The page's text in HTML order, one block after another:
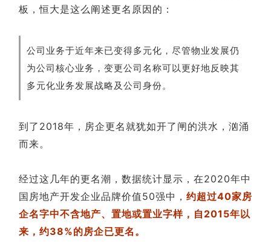
板，恒大是这么阐述更名原因的：
公司业务于近年来已变得多元化，尽管物业发展仍
为公司核心业务，变更公司名称可以更好地反映其
多元化业务发展战略及公司身份。
到了2018年，房企更名就犹如开了闸的洪水，汹涌
而来。
经过这几年的更名潮，数据统计显示，在2020年中
国房地产开发企业品牌价值50强中， 约超过40家房
企名字中不含地产、置地或置业字样，自2015年以
来，约38%的房企已更名。